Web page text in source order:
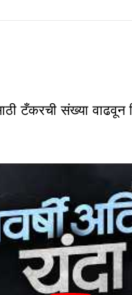
टँकरची संख्या वाढवून